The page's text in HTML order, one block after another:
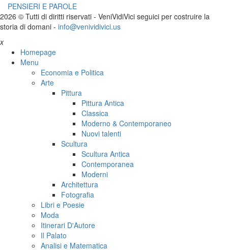
PENSIERI E PAROLE
2026 © Tutti di diritti riservati - VeniVidiVici seguici per costruire la
storia di domani - info@venividivici.us
x
Homepage
Menu
Economia e Politica
Arte
Pittura
Pittura Antica
Classica
Moderno & Contemporaneo
Nuovi talenti
Scultura
Scultura Antica
Contemporanea
Moderni
Architettura
Fotografia
Libri e Poesie
Moda
Itinerari D'Autore
Il Palato
Analisi e Matematica